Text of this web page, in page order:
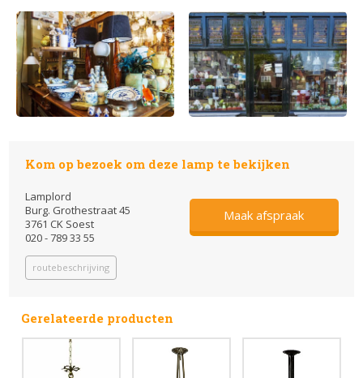
Kom op bezoek om deze lamp te bekijken
Lamplord
Burg. Grothestraat 45
3761 CK Soest
020 - 789 33 55
routebeschrijving
Maak afspraak
Gerelateerde producten